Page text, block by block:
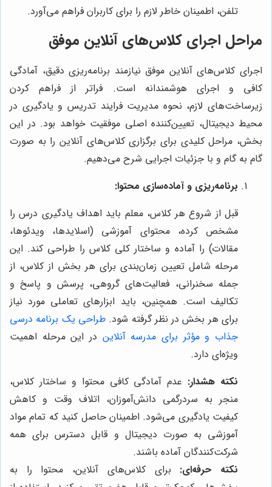
تلفن، اطمینان خاطر لازم را برای کاربران فراهم می‌آورد.
مراحل اجرای کلاس‌های آنلاین موفق
اجرای کلاس‌های آنلاین موفق نیازمند برنامه‌ریزی دقیق، آمادگی
کافی و اجرای هوشمندانه است. فراتر از فراهم کردن
زیرساخت‌های لازم، نحوه مدیریت فرایند تدریس و یادگیری در
محیط دیجیتال، تعیین‌کننده اصلی موفقیت خواهد بود. در این
بخش، مراحل کلیدی برای برگزاری کلاس‌های آنلاین را به صورت
گام به گام و با جزئیات اجرایی شرح می‌دهیم.
برنامه‌ریزی و آماده‌سازی محتوا:
قبل از شروع هر کلاس، معلم باید اهداف یادگیری درس را
مشخص کرده، محتوای آموزشی (اسلایدها، ویدئوها،
مقالات) را آماده و ساختار کلی کلاس را طراحی کند. این
مرحله شامل تعیین زمان‌بندی برای هر بخش از کلاس، از
جمله سخنرانی، فعالیت‌های گروهی، پرسش و پاسخ و
تکالیف است. همچنین، باید ابزارهای تعاملی مورد نیاز
برای هر بخش در نظر گرفته شود.طراحی یک برنامه درسی
جذاب و مؤثر برای مدرسه آنلاین در این مرحله اهمیت
ویژه‌ای دارد.
نکته هشدار: عدم آمادگی کافی محتوا و ساختار کلاس،
منجر به سردرگمی دانش‌آموزان، اتلاف وقت و کاهش
کیفیت یادگیری می‌شود. اطمینان حاصل کنید که تمام مواد
آموزشی به صورت دیجیتال و قابل دسترس برای همه
شرکت‌کنندگان آماده باشند.
نکته حرفه‌ای: برای کلاس‌های آنلاین، محتوا را به